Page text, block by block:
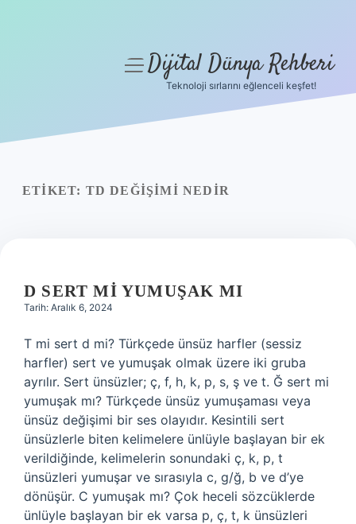
Yasal Uyarı
menüyüDijital Dünya Rehberi
Teknoloji sırlarını eğlenceli keşfet!
ETIKET: TD DEĞIŞIMI NEDIR
D SERT MI YUMUŞAK MI
Tarih: Aralık 6, 2024
T mi sert d mi? Türkçede ünsüz harfler (sessiz
harfler) sert ve yumuşak olmak üzere iki gruba
ayrılır. Sert ünsüzler; ç, f, h, k, p, s, ş ve t. Ğ sert mi
yumuşak mı? Türkçede ünsüz yumuşaması veya
ünsüz değişimi bir ses olayıdır. Kesintili sert
ünsüzlerle biten kelimelere ünlüyle başlayan bir ek
verildiğinde, kelimelerin sonundaki ç, k, p, t
ünsüzleri yumuşar ve sırasıyla c, g/ğ, b ve d’ye
dönüşür. C yumuşak mı? Çok heceli sözcüklerde
ünlüyle başlayan bir ek varsa p, ç, t, k ünsüzleri